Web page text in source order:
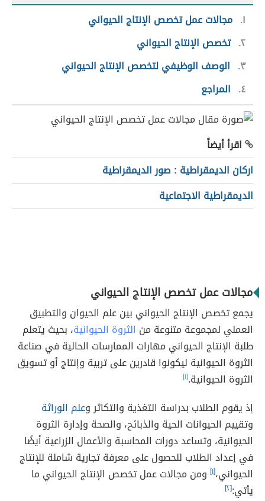
١ مجالات عمل تخصص الإنتاج الحيواني
٢ تخصص الإنتاج الحيواني
٣
الوصف الوظيفي لتخصص الإنتاج الحيواني
٤
المراجع
اقرأ أيضاً
اركان الديمقراطية : صور الديمقراطية
الديمقراطية الاجتماعية
مجالات عمل تخصص الإنتاج الحيواني
يجمع تخصص الإنتاج الحيواني بين علم الحيوان والتطبيق
العملي لمجموعة متنوعة من الثروة الحيوانية، بحيث يتعلم
طلبة الإنتاج الحيواني مهارات الممارسات الحالية في صناعة
الثروة الحيوانية ليكونوا قادرين على تربية وإنتاج أو تسويق
الثروة الحيوانية.[١]
إذ يقوم الطلاب بدراسة التغذية والتكاثر وعلم الوراثة
وتقييم الحيوانات الحية والذبائح، والصحة وإدارة الثروة
الحيوانية، وتساعد دورات المحاسبة والأعمال الزراعية أيضًا
في إعداد الطلاب للحصول على معرفة تجارية شاملة للإنتاج
الحيواني،[١] ومن مجالات عمل تخصص الإنتاج الحيواني ما
يأتي:[٢]